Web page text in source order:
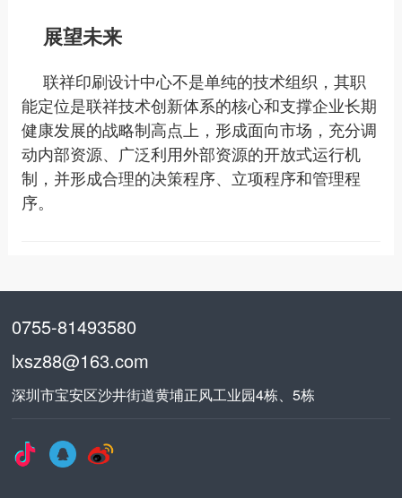
展望未来
联祥印刷设计中心不是单纯的技术组织，其职
能定位是联祥技术创新体系的核心和支撑企业长期
健康发展的战略制高点上，形成面向市场，充分调
动内部资源、广泛利用外部资源的开放式运行机
制，并形成合理的决策程序、立项程序和管理程
序。
0755-81493580
lxsz88@163.com
深圳市宝安区沙井街道黄埔正风工业园4栋、5栋